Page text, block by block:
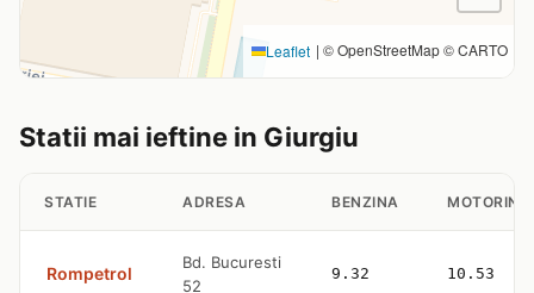
Leaflet | © OpenStreetMap © CARTO
Statii mai ieftine in Giurgiu
STATIE ADRESA BENZINA MOTORINA
Rompetrol
Bd. Bucuresti
52
9.32 10.53